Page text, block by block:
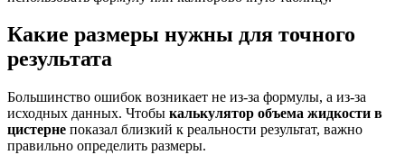
Какие размеры нужны для точного
результата
Большинство ошибок возникает не из-за формулы, а из-за
исходных данных. Чтобы калькулятор объема жидкости в
цистерне показал близкий к реальности результат, важно
правильно определить размеры.